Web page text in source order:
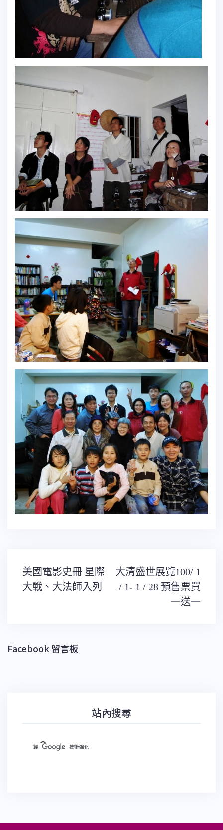
文
章
導
美國電影史冊 星際
大戰、大法師入列
大清盛世展覽100/ 1
/ 1- 1 / 28 預售票買
一送一
Facebook 留言板
站內搜尋